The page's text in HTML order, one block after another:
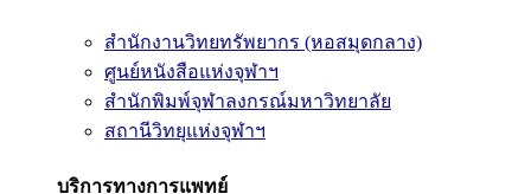
สำนักงานวิทยทรัพยากร (หอสมุดกลาง)
ศูนย์หนังสือแห่งจุฬาฯ
สำนักพิมพ์จุฬาลงกรณ์มหาวิทยาลัย
สถานีวิทยุแห่งจุฬาฯ
บริการทางการแพทย์